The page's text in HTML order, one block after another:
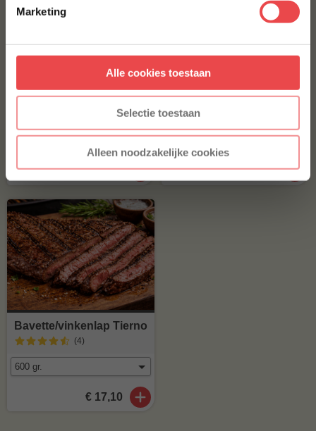
Marketing
Alle cookies toestaan
Selectie toestaan
Alleen noodzakelijke cookies
Oerhammetje per 2
(varkensschenkel)
€ 5,-
Procureur Heyde Hoeve
€ 7,75
Bavette/vinkenlap Tierno
(4)
€ 17,10
* Alleen voor nieuwe inschrijvers, korting niet geldig op reeds
afgeprijsde producten.